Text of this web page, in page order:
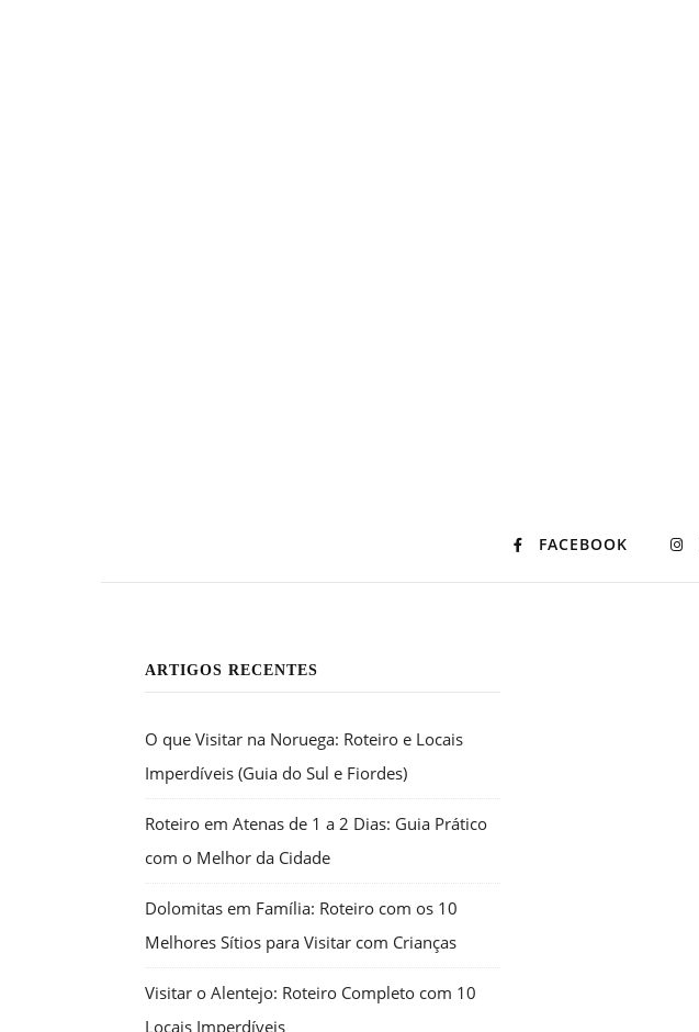
FACEBOOK
ARTIGOS RECENTES
O que Visitar na Noruega: Roteiro e Locais
Imperdíveis (Guia do Sul e Fiordes)
Roteiro em Atenas de 1 a 2 Dias: Guia Prático
com o Melhor da Cidade
Dolomitas em Família: Roteiro com os 10
Melhores Sítios para Visitar com Crianças
Visitar o Alentejo: Roteiro Completo com 10
Locais Imperdíveis